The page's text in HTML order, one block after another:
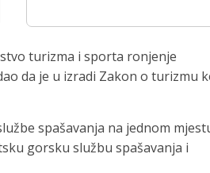
turizma i sporta ronjenje
da je u izradi Zakon o turizmu
spašavanja na jednom
gorsku službu spašavanja i